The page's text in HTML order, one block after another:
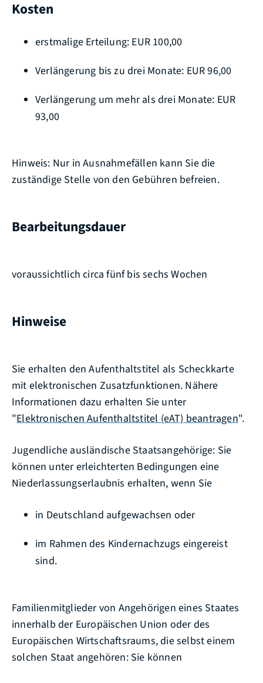
Kosten
erstmalige Erteilung: EUR 100,00
Verlängerung bis zu drei Monate: EUR 96,00
Verlängerung um mehr als drei Monate: EUR
93,00
Hinweis: Nur in Ausnahmefällen kann Sie die
zuständige Stelle von den Gebühren befreien.
Bearbeitungsdauer
voraussichtlich circa fünf bis sechs Wochen
Hinweise
Sie erhalten den Aufenthaltstitel als Scheckkarte
mit elektronischen Zusatzfunktionen. Nähere
Informationen dazu erhalten Sie unter
"Elektronischen Aufenthaltstitel (eAT) beantragen".
Jugendliche ausländische Staatsangehörige: Sie
können unter erleichterten Bedingungen eine
Niederlassungserlaubnis erhalten, wenn Sie
in Deutschland aufgewachsen oder
im Rahmen des Kindernachzugs eingereist
sind.
Familienmitglieder von Angehörigen eines Staates
innerhalb der Europäischen Union oder des
Europäischen Wirtschaftsraums, die selbst einem
solchen Staat angehören: Sie können